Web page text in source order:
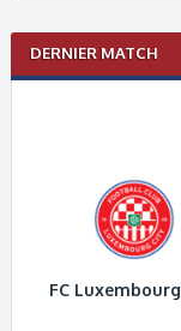
DERNIER MATCH
FC